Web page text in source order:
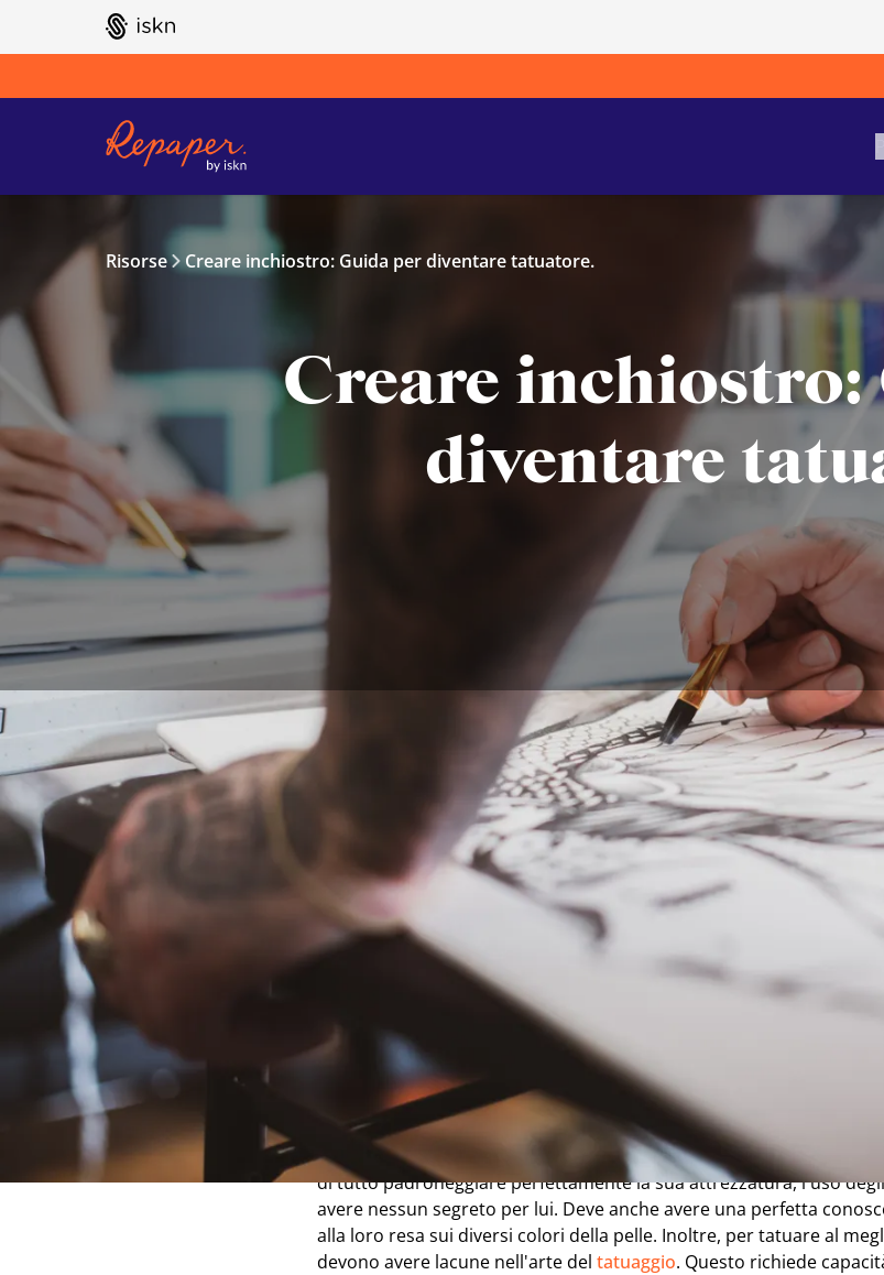
GO TO ISKN HOME
Risorse Creare inchiostro: Guida per diventare tatuatore.
Creare inchiostro:
diventare
I tatuaggi sono sempre più popolari tra un vasto pubblico. La
espansione. Per formarsi per diventare un tatuatore confermato,
diverso, dal più accademico, con un diploma di una scuola
apprendistato presso un tatuatore già in attività. Vedremo qui
quali sono le chiavi per diventare un tatuatore riconosciuto.
Qual è il lavoro di un
Per farla semplice, il tatuatore è semplicemente la persona che farà
tatuatore non è così facile, ed essere un buondisegnatore
tutte le competenze necessarie in diversi campi per realizzare dei
di tutto padroneggiare perfettamente la sua attrezzatura, l'uso
avere nessun segreto per lui. Deve anche avere una perfetta
alla loro resa sui diversi colori della pelle. Inoltre, per tatuare al
devono avere lacune nell'arte del tatuaggio. Questo richiede